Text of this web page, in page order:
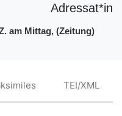
Adressat*in
am Mittag, (Zeitung)
TEI/XML